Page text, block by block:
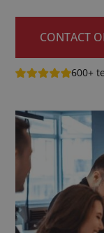
CONTACT
600+